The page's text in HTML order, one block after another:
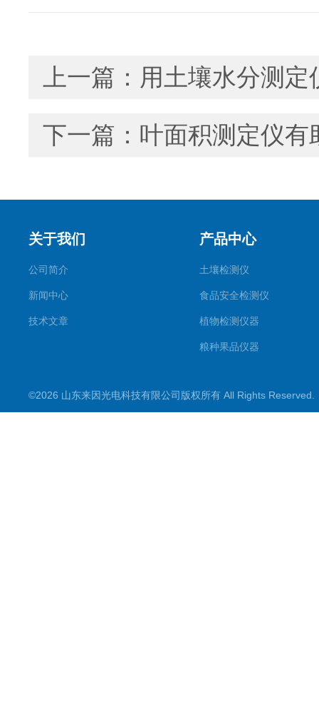
上一篇： 用土壤水分测
下一篇： 叶面积测定仪有
关于我们
公司简介
新闻中心
技术文章
产品中心
土壤检测仪
食品安全检测仪
植物检测仪器
粮种果品仪器
水质检测仪
©2026 山东来因光电科技有限公司版权所有 All Rights